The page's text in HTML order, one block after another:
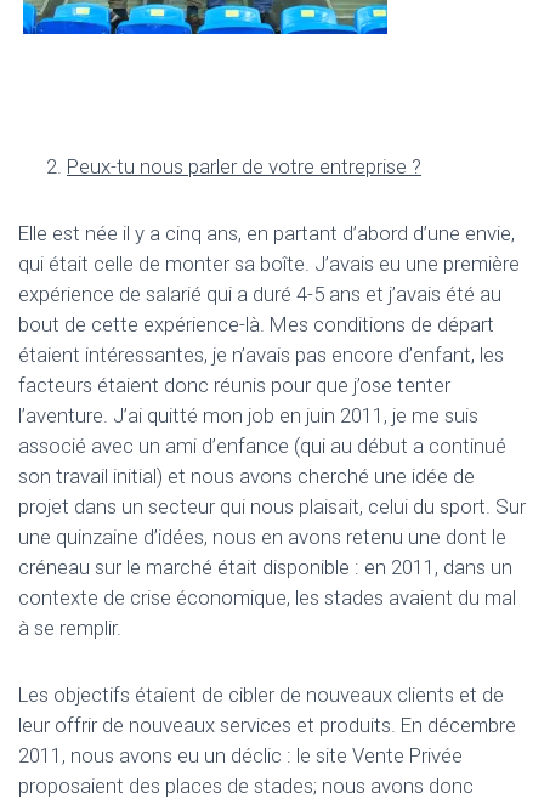
Peux-tu nous parler de votre entreprise ?
Elle est née il y a cinq ans, en partant d’abord d’une envie,
qui était celle de monter sa boîte. J’avais eu une première
expérience de salarié qui a duré 4-5 ans et j’avais été au
bout de cette expérience-là. Mes conditions de départ
étaient intéressantes, je n’avais pas encore d’enfant, les
facteurs étaient donc réunis pour que j’ose tenter
l’aventure. J’ai quitté mon job en juin 2011, je me suis
associé avec un ami d’enfance (qui au début a continué
son travail initial) et nous avons cherché une idée de
projet dans un secteur qui nous plaisait, celui du sport. Sur
une quinzaine d’idées, nous en avons retenu une dont le
créneau sur le marché était disponible : en 2011, dans un
contexte de crise économique, les stades avaient du mal
à se remplir.
Les objectifs étaient de cibler de nouveaux clients et de
leur offrir de nouveaux services et produits. En décembre
2011, nous avons eu un déclic : le site Vente Privée
proposaient des places de stades; nous avons donc